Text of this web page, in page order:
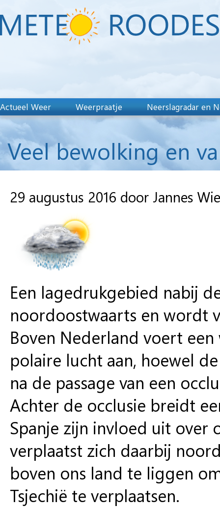
Actueel Weer Weerpraatje Neerslagradar en
Veel bewolking en
29 augustus 2016 door Jannes
Een lagedrukgebied nabij
noordoostwaarts en wordt
Boven Nederland voert
polaire lucht aan, hoewel
na de passage van een
Achter de occlusie breidt
Spanje zijn invloed uit
verplaatst zich daarbij
boven ons land te liggen
Tsjechië te verplaatsen.